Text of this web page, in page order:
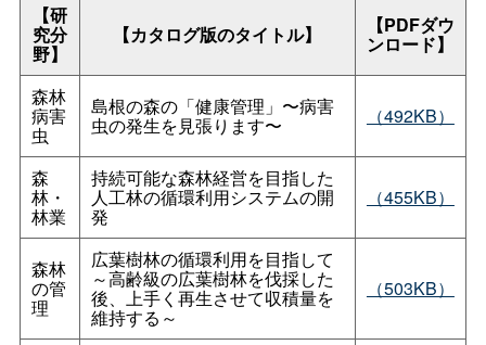
【研
究分
野】
【カタログ版のタイトル】 【PDFダウ
ンロード】
森林
病害
虫
島根の森の「健康管理」〜病害
虫の発生を見張ります〜 （492KB）
森
林・
林業
持続可能な森林経営を目指した
人工林の循環利用システムの開
発
（455KB）
森林
の管
理
広葉樹林の循環利用を目指して
～高齢級の広葉樹林を伐採した
後、上手く再生させて収積量を
維持する～
（503KB）